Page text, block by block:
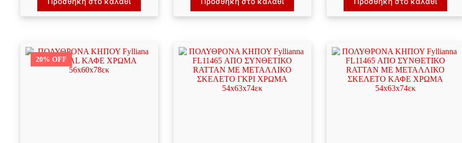
was:
€315.00.
τιμή
είναι:
was:
€275.00.
τιμή
είναι:
€179.20.
20% OFF